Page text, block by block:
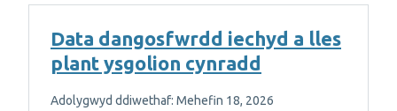
Data dangosfwrdd iechyd a lles
plant ysgolion cynradd
Adolygwyd ddiwethaf: Mehefin 18, 2026